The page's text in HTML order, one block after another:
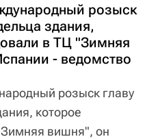
розыск
здания,
в ТЦ "Зимняя
- ведомство
розыск главу
которое
вишня", он